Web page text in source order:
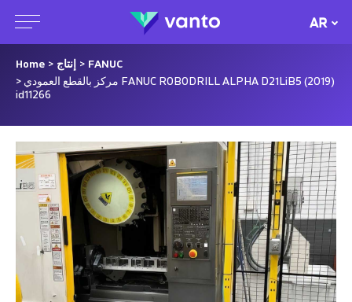
AR
Home > إنتاج > FANUC
> مركز بالقطع العمودي FANUC ROBODRILL ALPHA D21LiB5 (2019)
id11266